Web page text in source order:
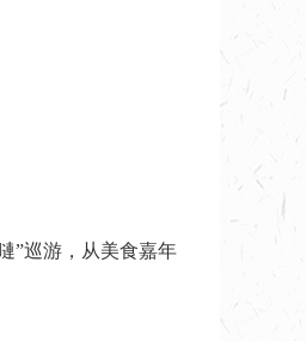
”巡游，从美食嘉年